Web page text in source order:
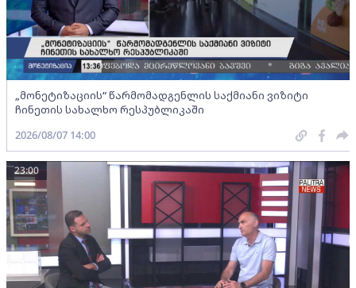
„მონეტიზაციის“ წარმომადგენლის საქმიანი ვიზიტი
ჩინეთის სახალხო რესპუბლიკაში
2026/08/07 14:00
23:00